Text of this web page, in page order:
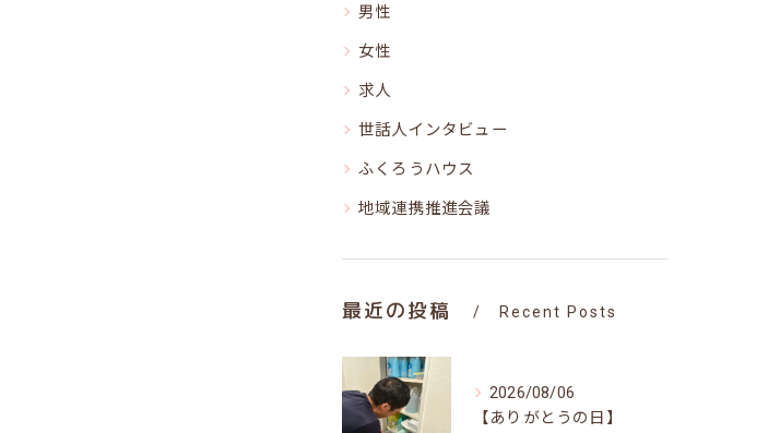
男性
女性
求人
世話人インタビュー
ふくろうハウス
地域連携推進会議
最近の投稿 Recent Posts
2026/08/06
【ありがとうの日】